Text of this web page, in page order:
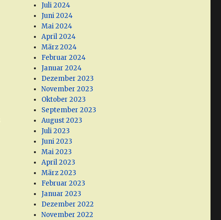
Juli 2024
Juni 2024
Mai 2024
April 2024
März 2024
Februar 2024
Januar 2024
Dezember 2023
November 2023
Oktober 2023
September 2023
August 2023
Juli 2023
Juni 2023
Mai 2023
April 2023
März 2023
Februar 2023
Januar 2023
Dezember 2022
November 2022